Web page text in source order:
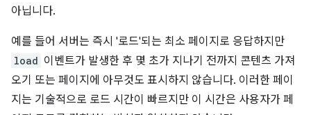
아닙니다.
예를 들어 서버는 즉시 '로드'되는 최소 페이지로 응답하지만
load 이벤트가 발생한 후 몇 초가 지나기 전까지 콘텐츠 가져
오기 또는 페이지에 아무것도 표시하지 않습니다. 이러한 페이
지는 기술적으로 로드 시간이 빠르지만 이 시간은 사용자가 페